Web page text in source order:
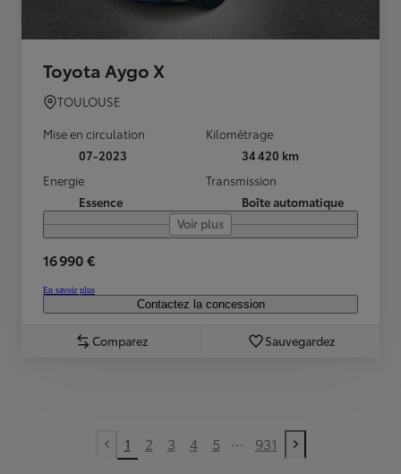
Toyota Aygo X
TOULOUSE
Mise en circulation
07-2023
Kilométrage
34 420 km
Energie
Essence
Transmission
Boîte automatique
Voir plus
16 990 €
En savoir plus
Contactez la concession
Comparez Sauvegardez
Previous page
1 2 3 4 5 ... 931
Next page